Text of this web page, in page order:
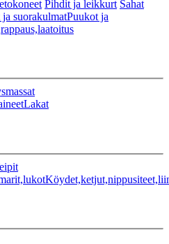
Pihdit ja leikkurt Sahat
suorakulmatPuukot ja
Lakat